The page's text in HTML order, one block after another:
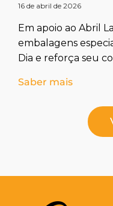
16 de abril de 2026
Em apoio ao Abril
embalagens
Dia e reforça seu
Saber mais